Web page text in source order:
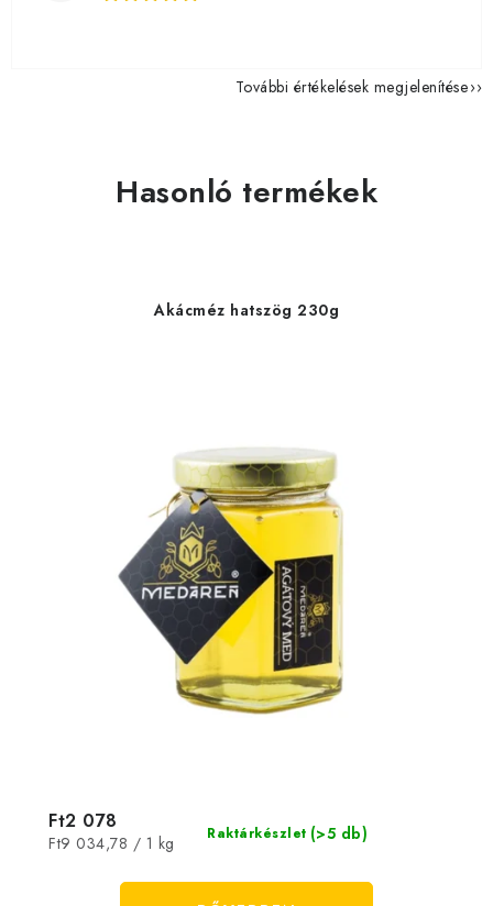
További értékelések megjelenítése
Hasonló termékek
Akácméz hatszög 230g
Raktárkészlet (>5 db)
Ft2 078
Egységár:
Ft9 034,78 / 1 kg